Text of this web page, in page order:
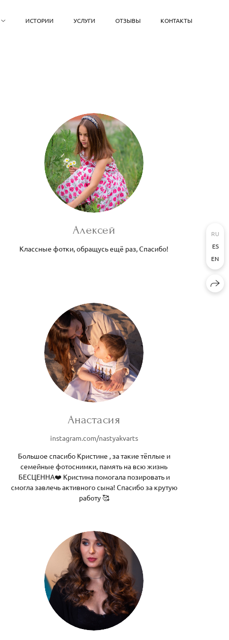
ИСТОРИИ УСЛУГИ ОТЗЫВЫ КОНТАКТЫ
Алексей
Классные фотки, обращусь ещё раз, Спасибо!
Анастасия
instagram.com/nastyakvarts
Большое спасибо Кристине , за такие тёплые и
семейные фотоснимки, память на всю жизнь
БЕСЦЕННА❤️ Кристина помогала позировать и
смогла завлечь активного сына! Спасибо за крутую
работу 🥰
RU
ES
EN